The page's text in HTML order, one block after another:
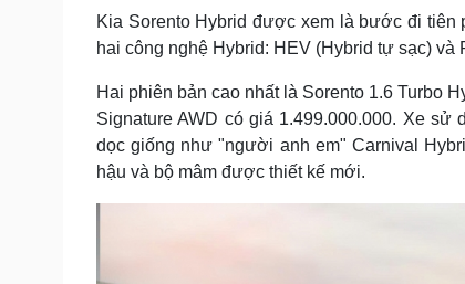
Kia Sorento Hybrid được xem là bước đi tiên
hai công nghệ Hybrid: HEV (Hybrid tự sạc) và
Hai phiên bản cao nhất là Sorento 1.6 Turbo
Signature AWD có giá 1.499.000.000. Xe
dọc giống như "người anh em" Carnival
hậu và bộ mâm được thiết kế mới.